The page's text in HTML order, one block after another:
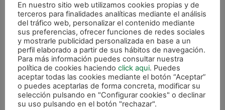
ANTERIOR
Reparto de puntos entre Osasuna Magna y Peñíscola Rehabmedic (2-2)
CALENDARIO DE LIGA
En nuestro sitio web utilizamos cookies propias y de
terceros para finalidades analíticas mediante el análisis
del tráfico web, personalizar el contenido mediante
sus preferencias, ofrecer funciones de redes sociales
y mostrarle publicidad personalizada en base a un
perfil elaborado a partir de sus hábitos de navegación.
Para más información puedes consultar nuestra
política de cookies haciendo click aqui. Puedes
aceptar todas las cookies mediante el botón “Aceptar”
o puedes aceptarlas de forma concreta, modificar su
selección pulsando en "Configurar cookies" o declinar
su uso pulsando en el botón "rechazar".